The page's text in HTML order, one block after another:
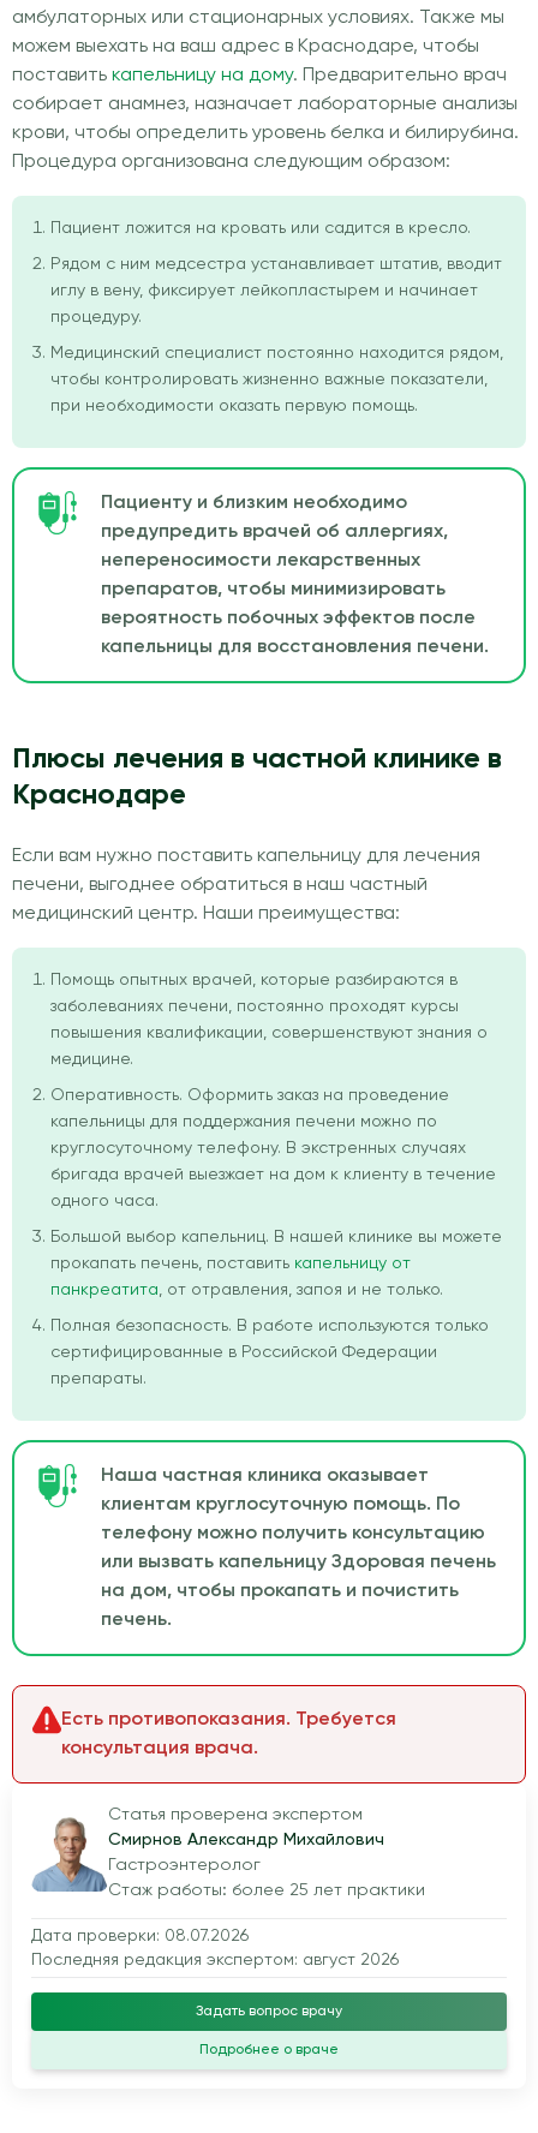
амбулаторных или стационарных условиях. Также мы
можем выехать на ваш адрес в Краснодаре, чтобы
поставить капельницу на дому. Предварительно врач
собирает анамнез, назначает лабораторные анализы
крови, чтобы определить уровень белка и билирубина.
Процедура организована следующим образом:
Пациент ложится на кровать или садится в кресло.
Рядом с ним медсестра устанавливает штатив, вводит
иглу в вену, фиксирует лейкопластырем и начинает
процедуру.
Медицинский специалист постоянно находится рядом,
чтобы контролировать жизненно важные показатели,
при необходимости оказать первую помощь.
Пациенту и близким необходимо
предупредить врачей об аллергиях,
непереносимости лекарственных
препаратов, чтобы минимизировать
вероятность побочных эффектов после
капельницы для восстановления печени.
Плюсы лечения в частной клинике в
Краснодаре
Если вам нужно поставить капельницу для лечения
печени, выгоднее обратиться в наш частный
медицинский центр. Наши преимущества:
Помощь опытных врачей, которые разбираются в
заболеваниях печени, постоянно проходят курсы
повышения квалификации, совершенствуют знания о
медицине.
Оперативность. Оформить заказ на проведение
капельницы для поддержания печени можно по
круглосуточному телефону. В экстренных случаях
бригада врачей выезжает на дом к клиенту в течение
одного часа.
Большой выбор капельниц. В нашей клинике вы можете
прокапать печень, поставить капельницу от
панкреатита , от отравления, запоя и не только.
Полная безопасность. В работе используются только
сертифицированные в Российской Федерации
препараты.
Наша частная клиника оказывает
клиентам круглосуточную помощь. По
телефону можно получить консультацию
или вызвать капельницу Здоровая печень
на дом, чтобы прокапать и почистить
печень.
Статья проверена экспертом
Смирнов Александр Михайлович
Гастроэнтеролог
Стаж работы: более 25 лет практики
Дата проверки: 08.07.2026
Последняя редакция экспертом: август 2026
Задать вопрос врачу
Подробнее о враче
Есть противопоказания. Требуется
консультация врача.